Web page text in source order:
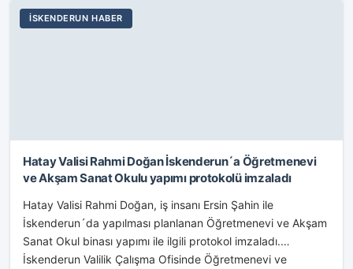
İSKENDERUN HABER
Hatay Valisi Rahmi Doğan İskenderun´a Öğretmenevi
ve Akşam Sanat Okulu yapımı protokolü imzaladı
Hatay Valisi Rahmi Doğan, iş insanı Ersin Şahin ile
İskenderun´da yapılması planlanan Öğretmenevi ve Akşam
Sanat Okul binası yapımı ile ilgili protokol imzaladı.
İskenderun Valilik Çalışma Ofisinde Öğretmenevi ve